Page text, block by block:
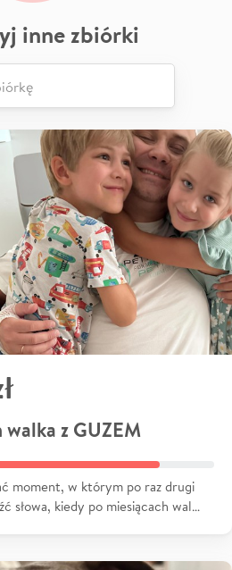
inne zbiórki
z GUZEM
moment, w którym po raz drugi
słowa, kiedy po miesiącach wal…